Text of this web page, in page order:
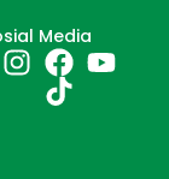
Media